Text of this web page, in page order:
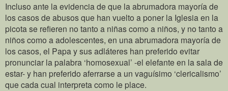
Incluso ante la evidencia de que la abrumadora mayoría de
los casos de abusos que han vuelto a poner la Iglesia en la
picota se refieren no tanto a niñas como a niños, y no tanto a
niños como a adolescentes, en una abrumadora mayoría de
los casos, el Papa y sus adláteres han preferido evitar
pronunciar la palabra ‘homosexual’ -el elefante en la sala de
estar- y han preferido aferrarse a un vaguísimo ‘clericalismo’
que cada cual interpreta como le place.